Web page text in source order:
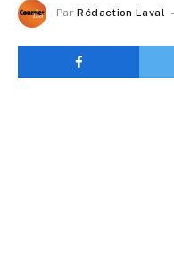
Par Rédaction Laval